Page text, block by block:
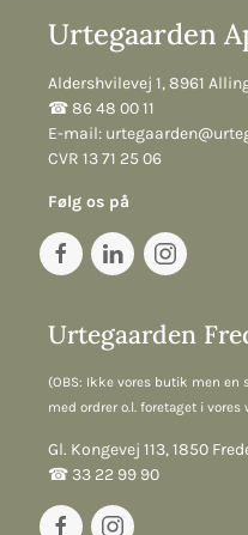
Urtegaarden
Aldershvilevej 1, 8961
☎︎ 86 48 00 11
E-mail:
CVR 13 71 25 06
Følg os på
Urtegaarden
(OBS: Ikke vores butik men
med ordrer o.l. foretaget i vores
Gl. Kongevej 113, 1850
☎︎ 33 22 99 90